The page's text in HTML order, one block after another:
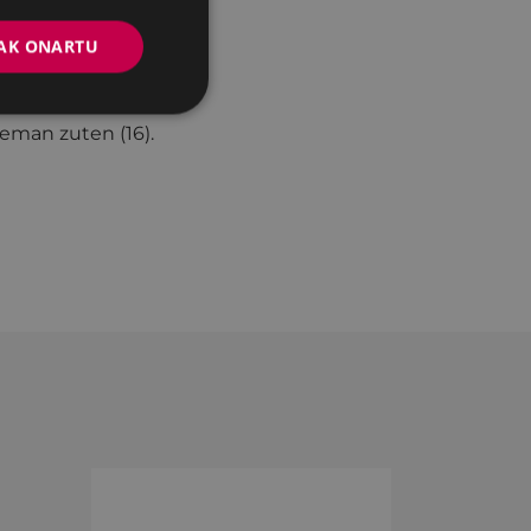
ondasunen
zuten (16).
ONARTU